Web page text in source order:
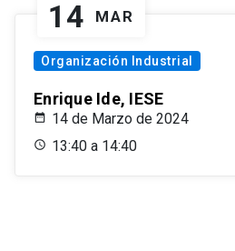
14 MAR
Organización Industrial
Enrique Ide, IESE
14 de Marzo de 2024
13:40 a 14:40